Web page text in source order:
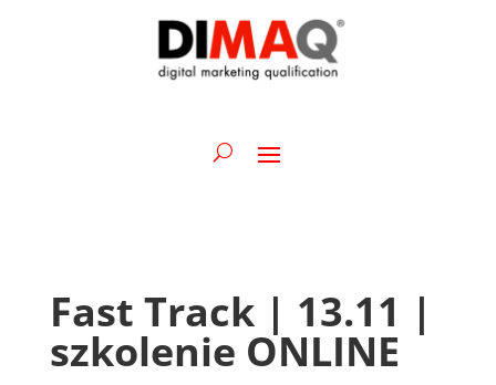
Fast Track | 13.11 |
szkolenie ONLINE